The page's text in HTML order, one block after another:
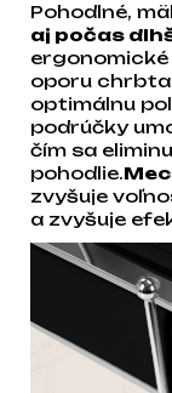
Pohodlné,
aj počas
oporu chrbta
optimálnu
podrúčky
čím sa
pohodlie.
zvyšuje
a zvyšuje